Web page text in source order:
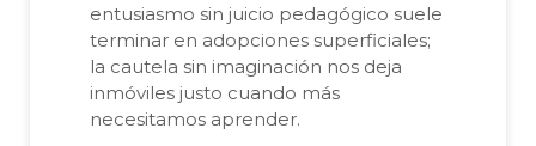
entusiasmo sin juicio pedagógico suele
terminar en adopciones superficiales;
la cautela sin imaginación nos deja
inmóviles justo cuando más
necesitamos aprender.